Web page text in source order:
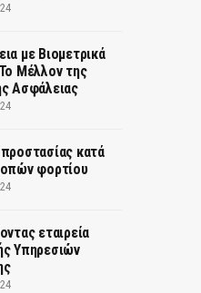
με Βιομετρικά
Μέλλον της
Ασφάλειας
κατά
φορτίου
εταιρεία
Υπηρεσιών